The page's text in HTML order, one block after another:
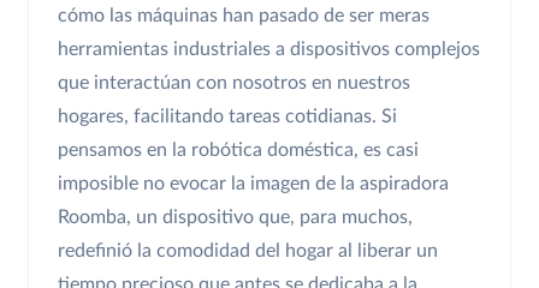
cómo las máquinas han pasado de ser meras
herramientas industriales a dispositivos complejos
que interactúan con nosotros en nuestros
hogares, facilitando tareas cotidianas. Si
pensamos en la robótica doméstica, es casi
imposible no evocar la imagen de la aspiradora
Roomba, un dispositivo que, para muchos,
redefinió la comodidad del hogar al liberar un